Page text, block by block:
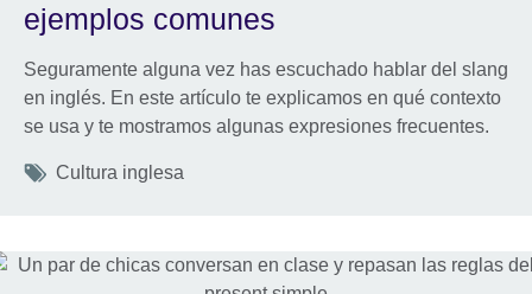
ejemplos comunes
Seguramente alguna vez has escuchado hablar del slang
en inglés. En este artículo te explicamos en qué contexto
se usa y te mostramos algunas expresiones frecuentes.
Tags
Cultura inglesa